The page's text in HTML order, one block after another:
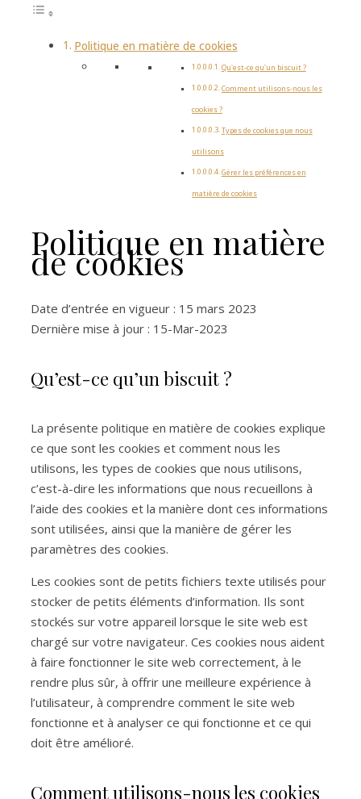
Politique en matière de cookies
Qu'est-ce qu'un biscuit ?
Comment utilisons-nous les
cookies ?
Types de cookies que nous
utilisons
Gérer les préférences en
matière de cookies
Politique en matière
de cookies
Date d’entrée en vigueur : 15 mars 2023
Dernière mise à jour : 15-Mar-2023
Qu’est-ce qu’un biscuit ?
La présente politique en matière de cookies explique
ce que sont les cookies et comment nous les
utilisons, les types de cookies que nous utilisons,
c’est-à-dire les informations que nous recueillons à
l’aide des cookies et la manière dont ces informations
sont utilisées, ainsi que la manière de gérer les
paramètres des cookies.
Les cookies sont de petits fichiers texte utilisés pour
stocker de petits éléments d’information. Ils sont
stockés sur votre appareil lorsque le site web est
chargé sur votre navigateur. Ces cookies nous aident
à faire fonctionner le site web correctement, à le
rendre plus sûr, à offrir une meilleure expérience à
l’utilisateur, à comprendre comment le site web
fonctionne et à analyser ce qui fonctionne et ce qui
doit être amélioré.
Comment utilisons-nous les cookies